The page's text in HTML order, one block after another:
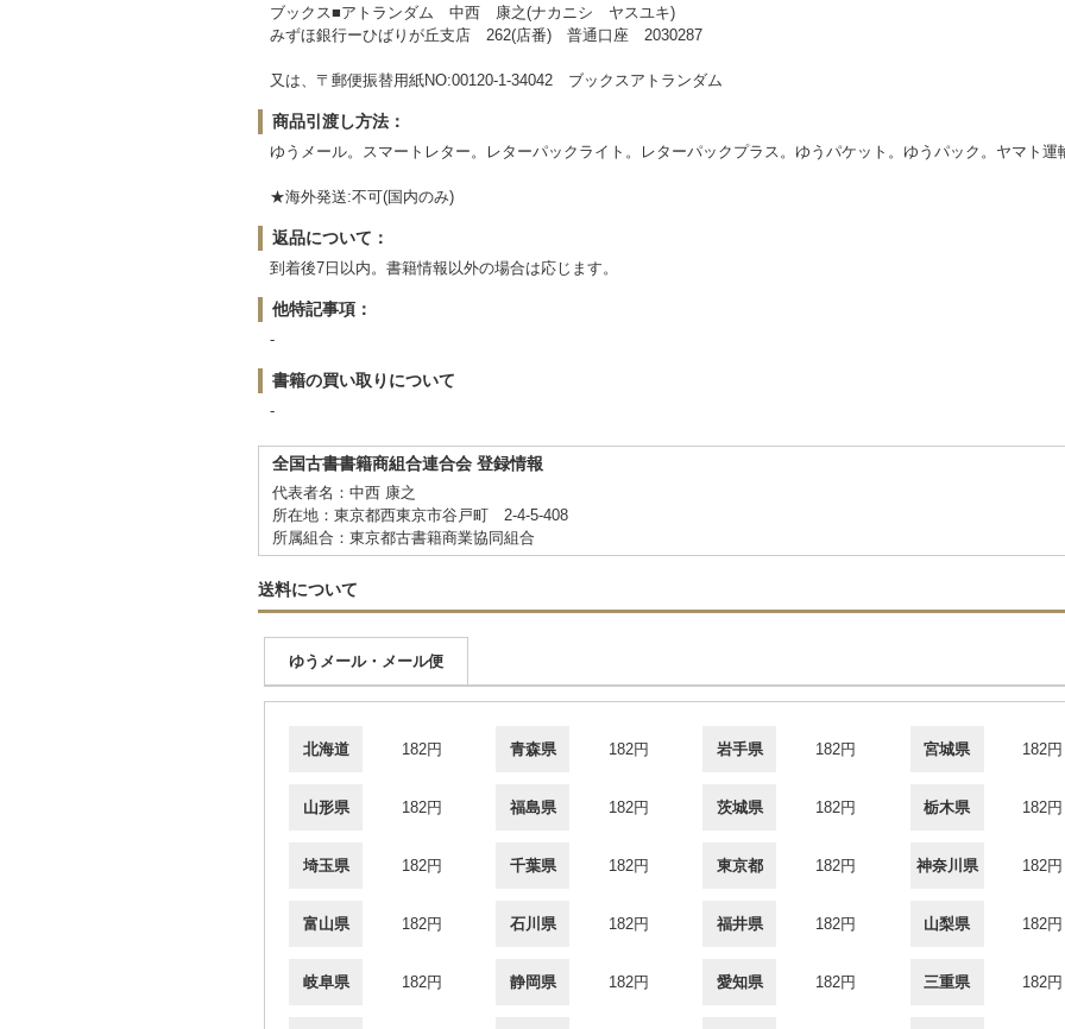
ブックス■アトランダム 中西 康之(ナカニシ ヤスユキ)
みずほ銀行ーひばりが丘支店 262(店番) 普通口座 2030287
又は、〒郵便振替用紙NO:00120-1-34042 ブックスアトランダム
商品引渡し方法：
ゆうメール。スマートレター。レターパックライト。レターパックプラス。ゆうパケット。ゆうパック。ヤマト運
★海外発送:不可(国内のみ)
返品について：
到着後7日以内。書籍情報以外の場合は応じます。
他特記事項：
-
書籍の買い取りについて
-
全国古書書籍商組合連合会 登録情報
代表者名：中西 康之
所在地：東京都西東京市谷戸町 2-4-5-408
所属組合：東京都古書籍商業協同組合
送料について
ゆうメール・メール便
北海道 182円 青森県 182円 岩手県 182円 宮城県 182円
山形県 182円 福島県 182円 茨城県 182円 栃木県 182円
埼玉県 182円 千葉県 182円 東京都 182円 神奈川県 182円
富山県 182円 石川県 182円 福井県 182円 山梨県 182円
岐阜県 182円 静岡県 182円 愛知県 182円 三重県 182円